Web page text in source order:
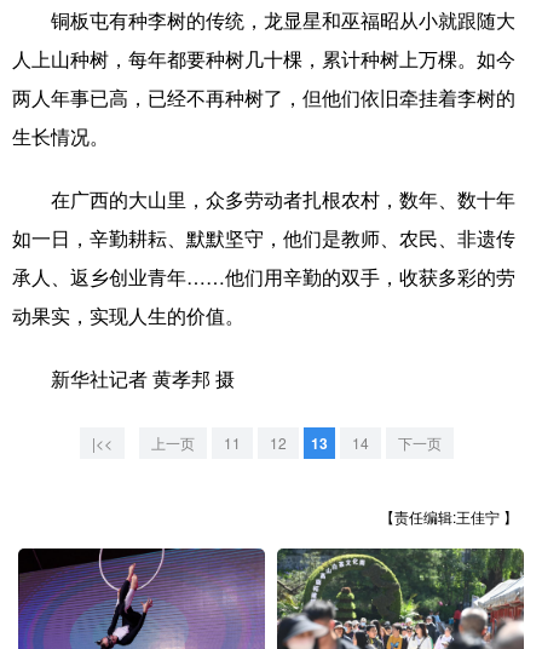
文化产业
地方频道
辽宁 吉林 上海 江苏
山东 河南
青海
多语种频道
铜板屯有种李树的传统，龙显星和巫福昭从小就跟随大
人上山种树，每年都要种树几十棵，累计种树上万棵。如今
两人年事已高，已经不再种树了，但他们依旧牵挂着李树的
生长情况。
在广西的大山里，众多劳动者扎根农村，数年、数十年
如一日，辛勤耕耘、默默坚守，他们是教师、农民、非遗传
承人、返乡创业青年……他们用辛勤的双手，收获多彩的劳
动果实，实现人生的价值。
新华社记者 黄孝邦 摄
|<< 上一页 11 12 13 14 下一页
【责任编辑:王佳宁 】